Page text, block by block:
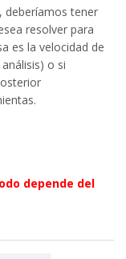
deberíamos tener
resolver para
es la velocidad de
o si
depende del